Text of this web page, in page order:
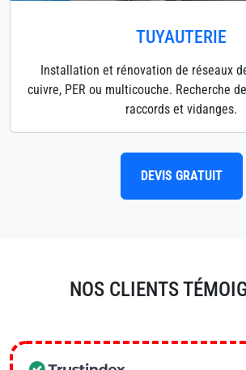
TUYAUTERIE
Installation et rénovation de réseaux
cuivre, PER ou multicouche. Recherche
raccords et vidanges.
DEVIS GRATUIT
NOS CLIENTS